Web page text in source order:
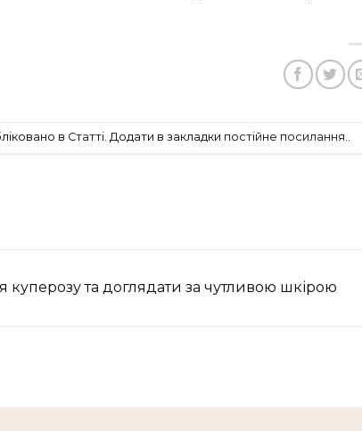
в Статті. Додати в закладки постійне посилання..
куперозу та доглядати за чутливою шкірою